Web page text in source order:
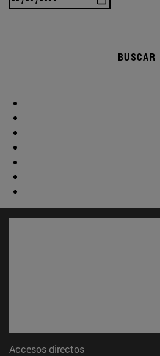
BUSCAR
Accesos directos